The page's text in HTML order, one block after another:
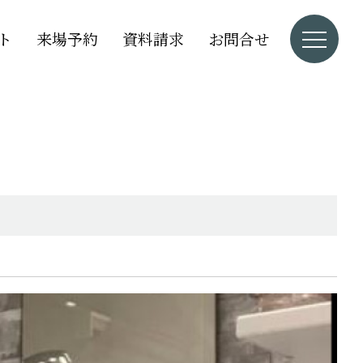
来場予約 資料請求 お問合せ